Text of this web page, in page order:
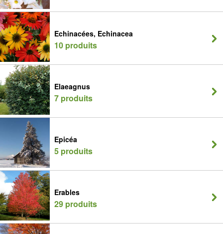
Echinacées, Echinacea
10 produits
Elaeagnus
7 produits
Epicéa
5 produits
Erables
29 produits